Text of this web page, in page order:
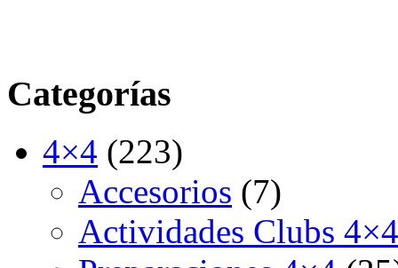
Categorías
4×4 (223)
Accesorios (7)
Actividades Clubs 4×4